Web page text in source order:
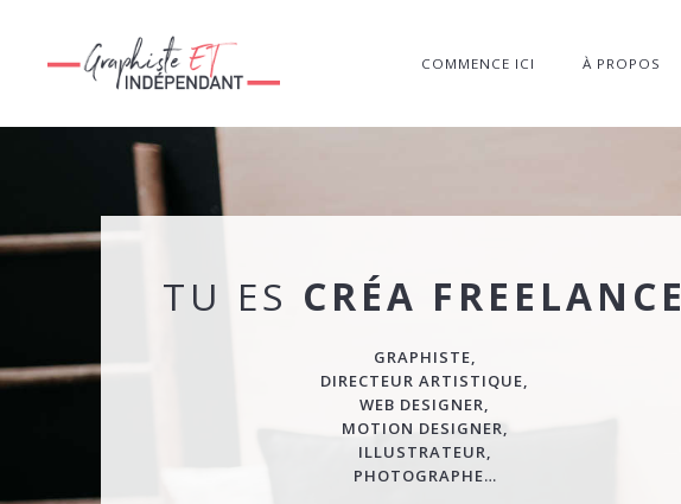
COMMENCE ICI À PROPOS
TU ES CRÉA FREELANCE
GRAPHISTE,
DIRECTEUR ARTISTIQUE,
WEB DESIGNER,
MOTION DESIGNER,
ILLUSTRATEUR,
PHOTOGRAPHE…